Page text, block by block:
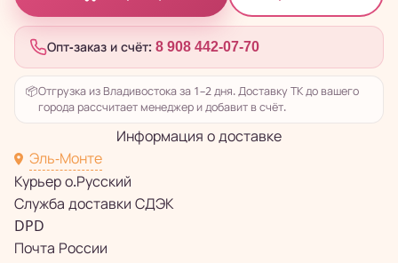
Опт-заказ и счёт: 8 908 442-07-70
📦Отгрузка из Владивостока за 1–2 дня. Доставку ТК до вашего
города рассчитает менеджер и добавит в счёт.
Информация о доставке
Эль-Монте
Курьер о.Русский
Служба доставки СДЭК
DPD
Почта России